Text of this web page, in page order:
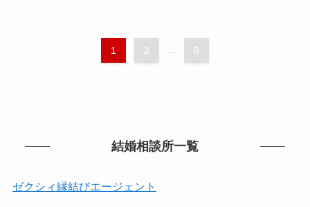
1 2 8
結婚相談所一覧
ゼクシィ縁結びエージェント